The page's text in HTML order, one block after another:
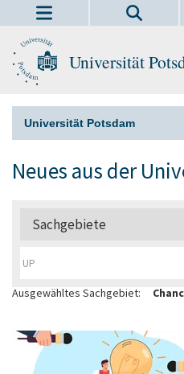
Universität
Universität Potsdam
Neues aus der
Sachgebiete
Ausgewähltes Sachgebiet: